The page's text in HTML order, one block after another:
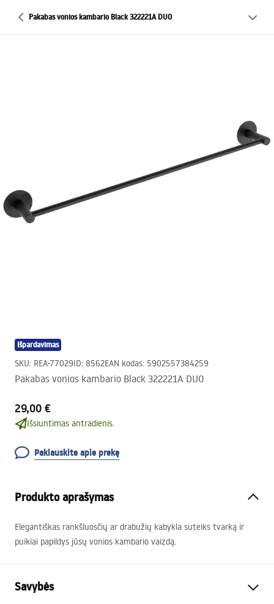
Pakabas vonios kambario Black 322221A DUO
Išpardavimas
SKU: REA-77029ID: 8562EAN kodas: 5902557384259
Pakabas vonios kambario Black 322221A DUO
29,00 €
Išsiuntimas antradienis.
Paklauskite apie prekę
Produkto aprašymas
Elegantiškas rankšluosčių ar drabužių kabykla suteiks tvarką ir
puikiai papildys jūsų vonios kambario vaizdą.
Savybės